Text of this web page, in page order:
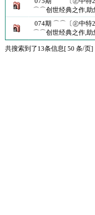
⌒⌒创世经典之作,助
074期 ⌒⌒〔㊣中特
⌒⌒创世经典之作,助
共搜索到了13条信息[ 50 条/页]